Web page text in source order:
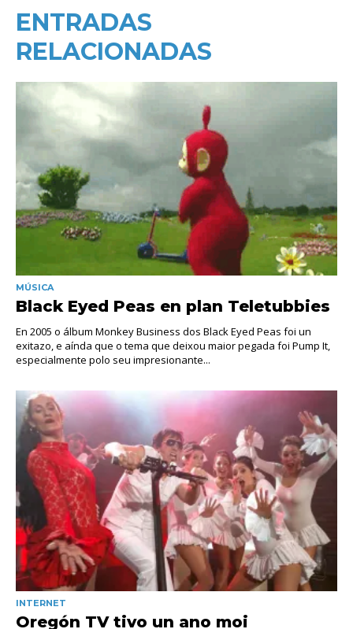
ENTRADAS
RELACIONADAS
MÚSICA
Black Eyed Peas en plan Teletubbies
En 2005 o álbum Monkey Business dos Black Eyed Peas foi un
exitazo, e aínda que o tema que deixou maior pegada foi Pump It,
especialmente polo seu impresionante...
INTERNET
Oregón TV tivo un ano moi